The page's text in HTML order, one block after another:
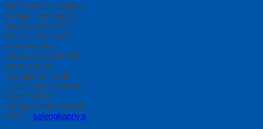
dan memiliki kualitas
terbaik, kami kasih
untuk sekolah TK,
PAUD , SD Kami
memberinya
penawaran Special
semua level
Pengajaran Anak
Umur Dasar dengan
Fitur Produk
sebagaimana berikut :
Kain… selengkapnya